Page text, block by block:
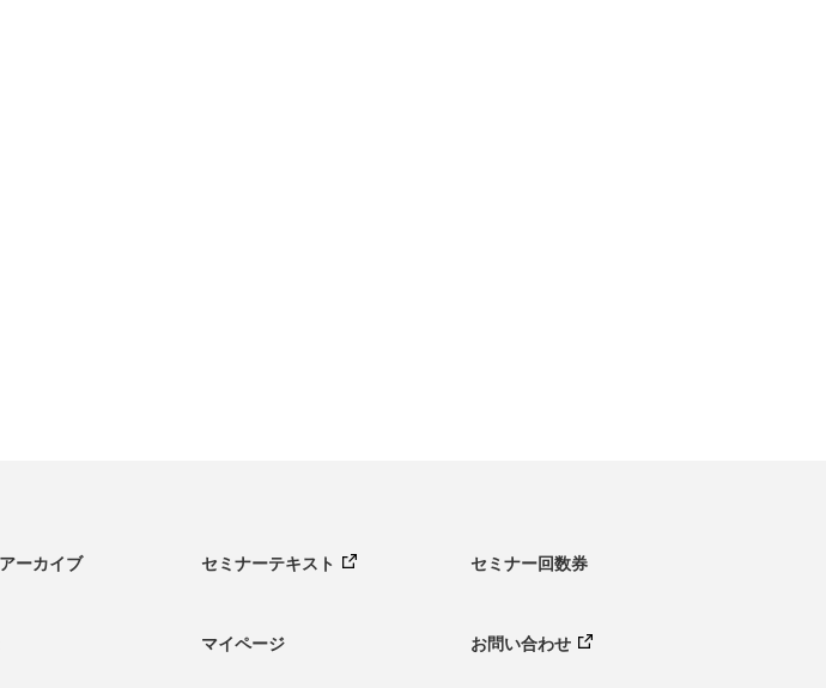
ーカイブ セミナーテキスト セミナー回数券
マイページ お問い合わせ